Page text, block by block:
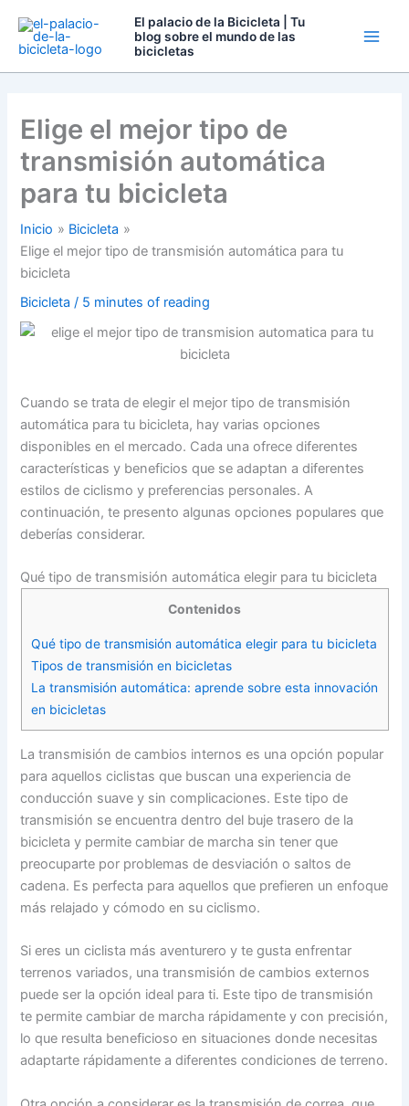
contenido
El palacio de la Bicicleta | Tu
blog sobre el mundo de las
bicicletas
Elige el mejor tipo de
transmisión automática
para tu bicicleta
Inicio
Bicicleta
Elige el mejor tipo de transmisión automática para tu
bicicleta
Bicicleta / 5 minutes of reading
Cuando se trata de elegir el mejor tipo de transmisión
automática para tu bicicleta, hay varias opciones
disponibles en el mercado. Cada una ofrece diferentes
características y beneficios que se adaptan a diferentes
estilos de ciclismo y preferencias personales. A
continuación, te presento algunas opciones populares que
deberías considerar.
Qué tipo de transmisión automática elegir para tu bicicleta
Contenidos
Qué tipo de transmisión automática elegir para tu bicicleta
Tipos de transmisión en bicicletas
La transmisión automática: aprende sobre esta innovación
en bicicletas
La transmisión de cambios internos es una opción popular
para aquellos ciclistas que buscan una experiencia de
conducción suave y sin complicaciones. Este tipo de
transmisión se encuentra dentro del buje trasero de la
bicicleta y permite cambiar de marcha sin tener que
preocuparte por problemas de desviación o saltos de
cadena. Es perfecta para aquellos que prefieren un enfoque
más relajado y cómodo en su ciclismo.
Si eres un ciclista más aventurero y te gusta enfrentar
terrenos variados, una transmisión de cambios externos
puede ser la opción ideal para ti. Este tipo de transmisión
te permite cambiar de marcha rápidamente y con precisión,
lo que resulta beneficioso en situaciones donde necesitas
adaptarte rápidamente a diferentes condiciones de terreno.